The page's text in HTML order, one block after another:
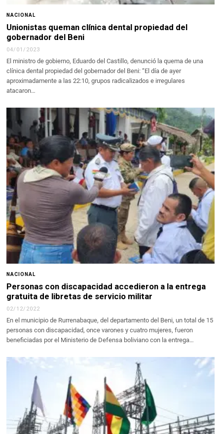
NACIONAL
Unionistas queman clínica dental propiedad del
gobernador del Beni
04/01/2023
El ministro de gobierno, Eduardo del Castillo, denunció la quema de una
clínica dental propiedad del gobernador del Beni: “El día de ayer
aproximadamente a las 22:10, grupos radicalizados e irregulares
atacaron…
NACIONAL
Personas con discapacidad accedieron a la entrega
gratuita de libretas de servicio militar
02/12/2022
En el municipio de Rurrenabaque, del departamento del Beni, un total de 15
personas con discapacidad, once varones y cuatro mujeres, fueron
beneficiadas por el Ministerio de Defensa boliviano con la entrega…